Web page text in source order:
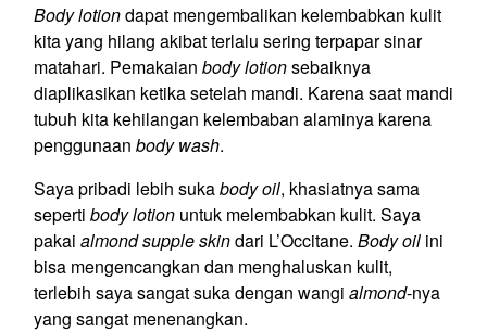
Body lotiondapat mengembalikan kelembabkan kulit
kita yang hilang akibat terlalu sering terpapar sinar
matahari. Pemakaian body lotionsebaiknya
diaplikasikan ketika setelah mandi. Karena saat mandi
tubuh kita kehilangan kelembaban alaminya karena
penggunaan body wash.
Saya pribadi lebih sukabody oil, khasiatnya sama
seperti body lotion untuk melembabkan kulit. Saya
pakai almond supple skindari L’Occitane. Body oil ini
bisa mengencangkan dan menghaluskan kulit,
terlebih saya sangat suka dengan wangi almond-nya
yang sangat menenangkan.